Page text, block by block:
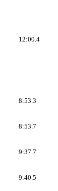
12:00.4
8:53.3
8:53.7
9:37.7
9:40.5